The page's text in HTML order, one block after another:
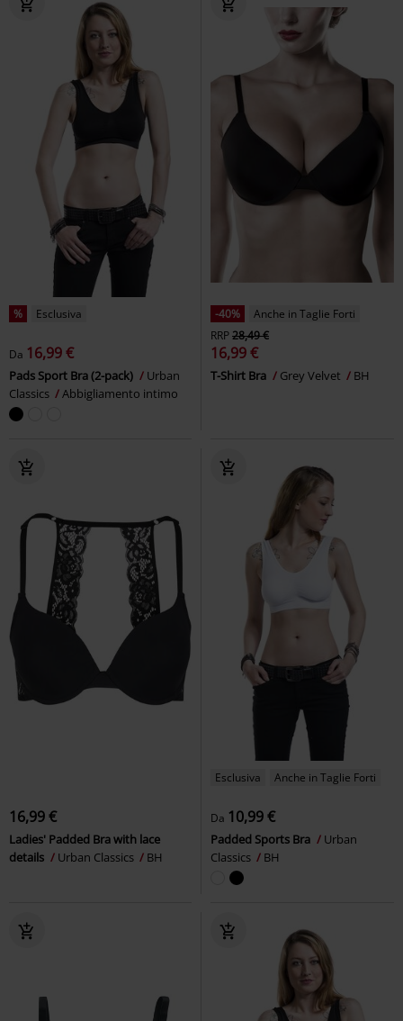
% Esclusiva
Da 16,99 €
Pads Sport Bra (2-pack)
Urban
Classics
Abbigliamento intimo
-40%
Anche in Taglie Forti
RRP28,49 €
16,99 €
T-Shirt Bra Grey Velvet BH
16,99 €
Ladies' Padded Bra with lace
details
Urban Classics BH
Esclusiva Anche in Taglie Forti
Da 10,99 €
Padded Sports Bra
Urban
Classics
BH